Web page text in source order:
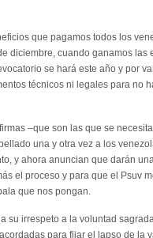
que pagamos todos los
diciembre, cuando ganamos las
se hará este año y por
técnicos ni legales para no
–que son las que se
una y otra vez a los
y ahora anuncian que darán
el proceso y para que el Psuv
que nos pongan.
su irrespeto a la voluntad
para fijar el lapso de la